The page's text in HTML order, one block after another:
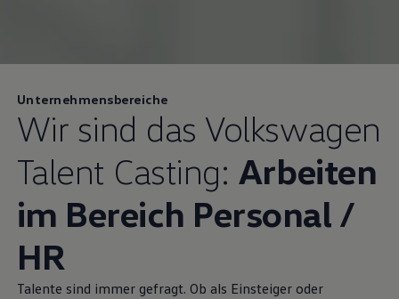
Unternehmensbereiche
Wir sind das Volkswagen
Talent Casting: Arbeiten
im Bereich Personal /
HR
Talente sind immer gefragt. Ob als Einsteiger oder